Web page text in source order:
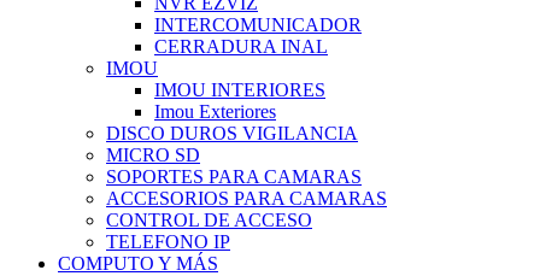
INTERCOMUNICADOR
CERRADURA INAL
IMOU
IMOU INTERIORES
Imou Exteriores
DISCO DUROS VIGILANCIA
MICRO SD
SOPORTES PARA CAMARAS
ACCESORIOS PARA CAMARAS
CONTROL DE ACCESO
TELEFONO IP
COMPUTO Y MÁS